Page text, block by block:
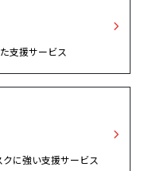
支援サービス
に強い支援サービス